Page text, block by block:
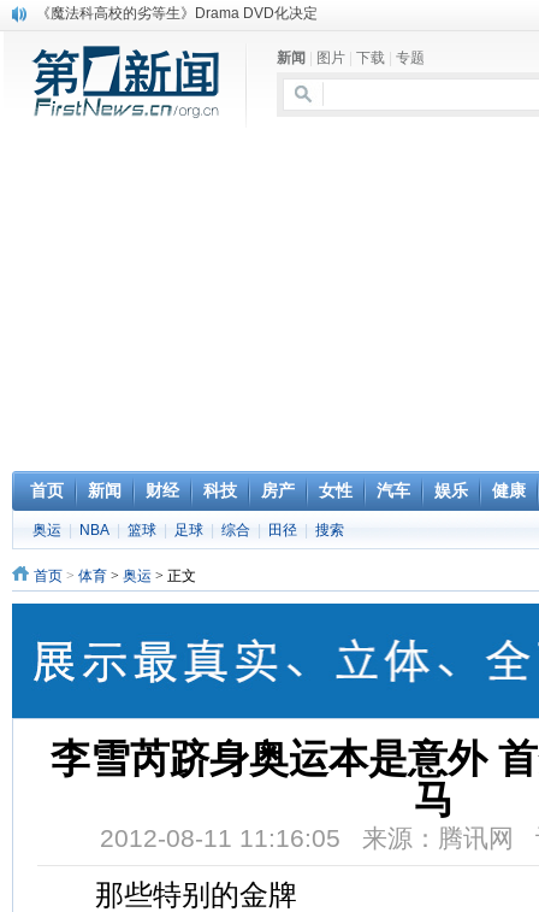
《魔法科高校的劣等生》Drama DVD化决定
消息称刘强东要求京东商城明年扭亏为盈
保健品也能吃出一身病? 康宝莱员工自揭多项家丑
煤价"跳水"电企利润"蹦高" 电煤联动亟待完善
新闻 图片 下载 专题
首页 新闻 财经 科技 房产 女性 汽车 娱乐 健康
奥运 NBA 篮球 足球 综合 田径 搜索
首页 > 体育 > 奥运 > 正文
李雪芮跻身奥运本是意外
马
2012-08-11 11:16:05 来源：腾讯网
那些特别的金牌